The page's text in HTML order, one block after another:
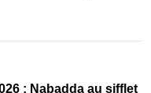
: Nabadda au sifflet